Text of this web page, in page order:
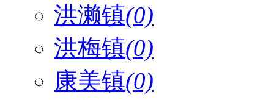
洪濑镇(0)
洪梅镇(0)
康美镇(0)